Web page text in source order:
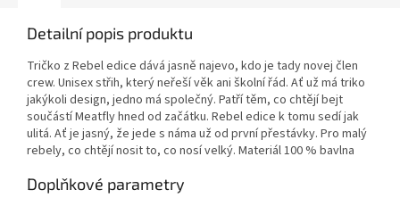
Detailní popis produktu
Tričko z Rebel edice dává jasně najevo, kdo je tady novej člen
crew. Unisex střih, který neřeší věk ani školní řád. Ať už má triko
jakýkoli design, jedno má společný. Patří těm, co chtějí bejt
součástí Meatfly hned od začátku. Rebel edice k tomu sedí jak
ulitá. Ať je jasný, že jede s náma už od první přestávky. Pro malý
rebely, co chtějí nosit to, co nosí velký. Materiál 100 % bavlna
Doplňkové parametry